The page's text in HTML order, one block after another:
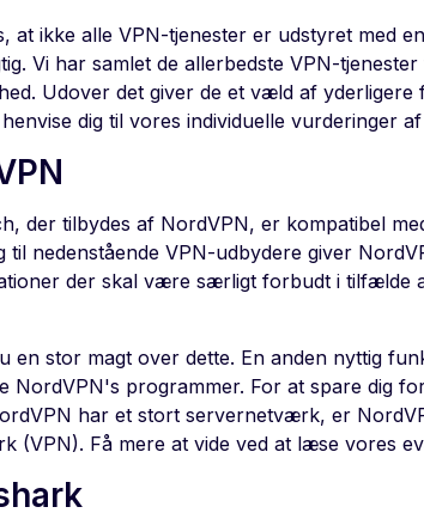
at ikke alle VPN-tjenester er udstyret med
Vi har samlet de allerbedste VPN-
Udover det giver de et væld af
dig til vores individuelle vurderinger
der tilbydes af NordVPN, er kompatibel
til nedenstående VPN-udbydere giver
der skal være særligt forbudt i tilfælde
en stor magt over dette. En anden nyttig
NordVPN's programmer. For at spare dig
har et stort servernetværk, er
(VPN). Få mere at vide ved at læse vores